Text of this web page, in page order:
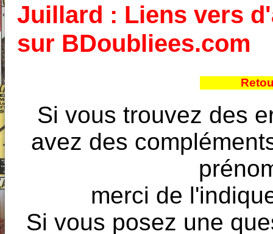
Juillard : Liens vers
sur BDoubliees.com
Si vous trouvez des
avez des
merci de
Si vous posez une